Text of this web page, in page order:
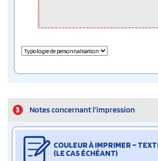
3 Notes concernant l’impression
COULEUR À IMPRIMER –
(LE CAS ÉCHÉANT)